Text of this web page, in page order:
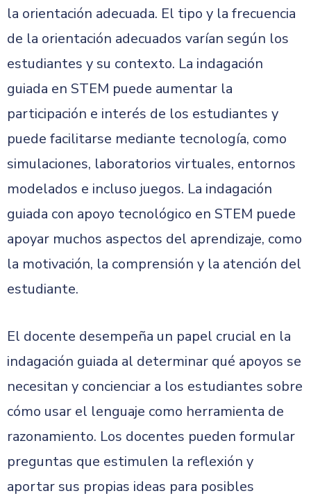
la orientación adecuada. El tipo y la frecuencia
de la orientación adecuados varían según los
estudiantes y su contexto. La indagación
guiada en STEM puede aumentar la
participación e interés de los estudiantes y
puede facilitarse mediante tecnología, como
simulaciones, laboratorios virtuales, entornos
modelados e incluso juegos. La indagación
guiada con apoyo tecnológico en STEM puede
apoyar muchos aspectos del aprendizaje, como
la motivación, la comprensión y la atención del
estudiante.
El docente desempeña un papel crucial en la
indagación guiada al determinar qué apoyos se
necesitan y concienciar a los estudiantes sobre
cómo usar el lenguaje como herramienta de
razonamiento. Los docentes pueden formular
preguntas que estimulen la reflexión y
aportar sus propias ideas para posibles